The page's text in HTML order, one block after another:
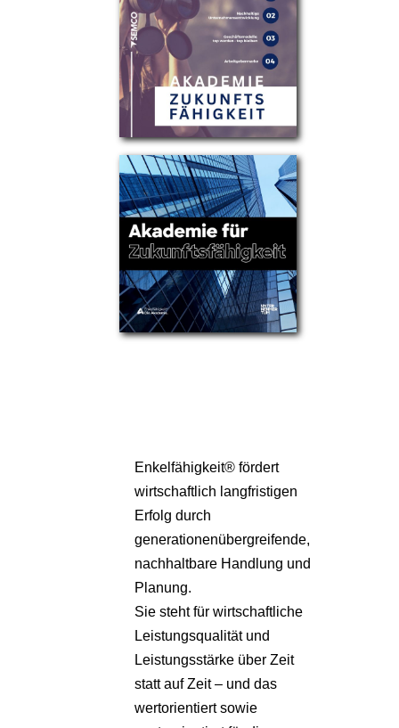
Partner
Über uns
Enkelfähigkeit® fördert
wirtschaftlich langfristigen
Erfolg durch
generationenübergreifende,
nachhaltbare Handlung und
Planung.
Sie steht für wirtschaftliche
Leistungsqualität und
Leistungsstärke über Zeit
statt auf Zeit – und das
wertorientiert sowie